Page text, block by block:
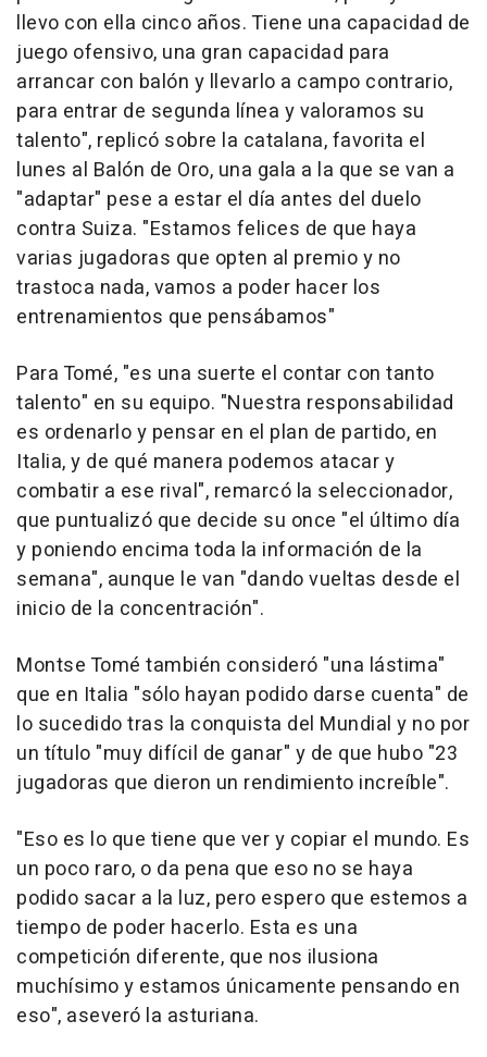
llevo con ella cinco años. Tiene una capacidad de
juego ofensivo, una gran capacidad para
arrancar con balón y llevarlo a campo contrario,
para entrar de segunda línea y valoramos su
talento", replicó sobre la catalana, favorita el
lunes al Balón de Oro, una gala a la que se van a
"adaptar" pese a estar el día antes del duelo
contra Suiza. "Estamos felices de que haya
varias jugadoras que opten al premio y no
trastoca nada, vamos a poder hacer los
entrenamientos que pensábamos"
Para Tomé, "es una suerte el contar con tanto
talento" en su equipo. "Nuestra responsabilidad
es ordenarlo y pensar en el plan de partido, en
Italia, y de qué manera podemos atacar y
combatir a ese rival", remarcó la seleccionador,
que puntualizó que decide su once "el último día
y poniendo encima toda la información de la
semana", aunque le van "dando vueltas desde el
inicio de la concentración".
Montse Tomé también consideró "una lástima"
que en Italia "sólo hayan podido darse cuenta" de
lo sucedido tras la conquista del Mundial y no por
un título "muy difícil de ganar" y de que hubo "23
jugadoras que dieron un rendimiento increíble".
"Eso es lo que tiene que ver y copiar el mundo. Es
un poco raro, o da pena que eso no se haya
podido sacar a la luz, pero espero que estemos a
tiempo de poder hacerlo. Esta es una
competición diferente, que nos ilusiona
muchísimo y estamos únicamente pensando en
eso", aseveró la asturiana.